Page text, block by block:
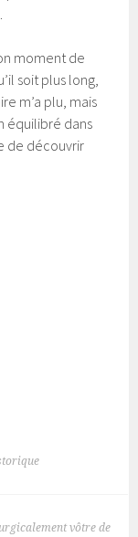
moment de
soit plus long,
m’a plu, mais
équilibré dans
de découvrir
vôtre de